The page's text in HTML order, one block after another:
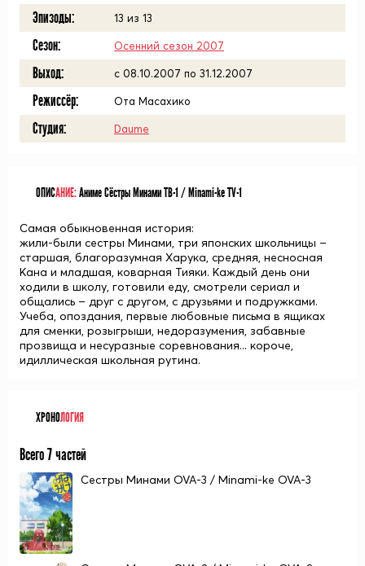
Эпизоды: 13 из 13
Сезон: Осенний сезон 2007
Выход: c 08.10.2007 по 31.12.2007
Режиссёр: Ота Масахико
Студия: Daume
ОПИСАНИЕ:Аниме Сёстры Минами ТВ-1 / Minami-ke TV-1
Самая обыкновенная история:
жили-были сестры Минами, три японских школьницы –
старшая, благоразумная Харука, средняя, несносная
Кана и младшая, коварная Тияки. Каждый день они
ходили в школу, готовили еду, смотрели сериал и
общались – друг с другом, с друзьями и подружками.
Учеба, опоздания, первые любовные письма в ящиках
для сменки, розыгрыши, недоразумения, забавные
прозвища и несуразные соревнования... короче,
идиллическая школьная рутина.
ХРОНОЛОГИЯ
Всего 7 частей
Сестры Минами OVA-3 / Minami-ke OVA-3